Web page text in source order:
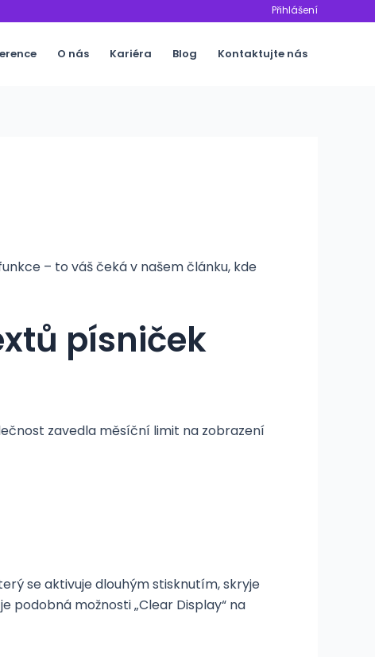
Přihlášení
O nás Kariéra Blog Kontaktujte nás
– to váš čeká v našem článku, kde
písniček
zavedla měsíční limit na zobrazení
se aktivuje dlouhým stisknutím, skryje
podobná možnosti „Clear Display“ na